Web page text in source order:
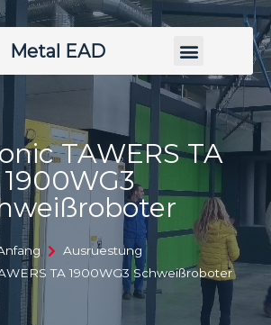
Metal EAD
TAWERS TA
1900WG3
Ausruestung
TA 1900WG3 Schweißroboter